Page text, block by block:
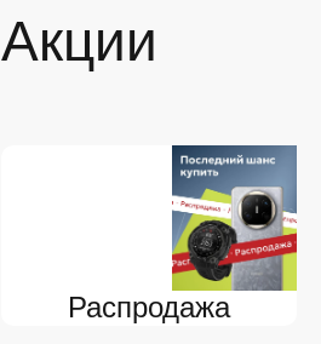
Акции
Распродажа